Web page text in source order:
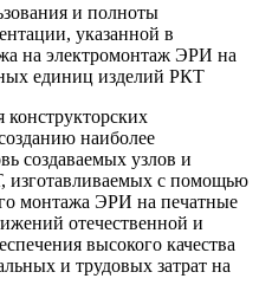
и полноты
указанной в
на электромонтаж ЭРИ на
единиц изделий РКТ
наиболее
создаваемых узлов и
изготавливаемых с помощью
монтажа ЭРИ на печатные
отечественной и
высокого качества
и трудовых затрат на